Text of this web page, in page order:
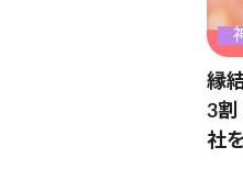
縁
3割
社